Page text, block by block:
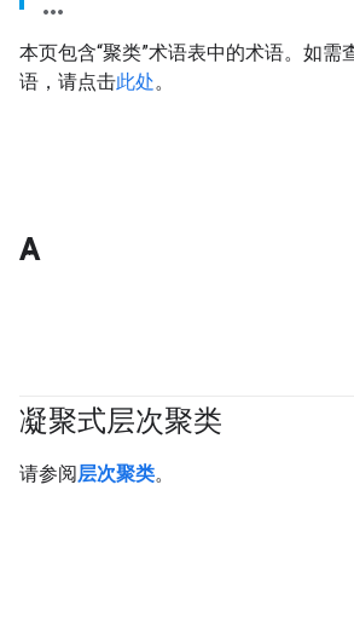
本页包含“聚类”术语表中的术语。如需
语，请点击此处。
A
凝聚式层次聚类
请参阅层次聚类。